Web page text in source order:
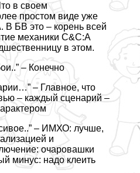
в своем
простом виде уже
В БВ это – корень всей
механики С&C:A
в этом.
– Конечно
– Главное, что
– каждый сценарий –
– ИМХО: лучше,
и
очаровашки
минус: надо клеить